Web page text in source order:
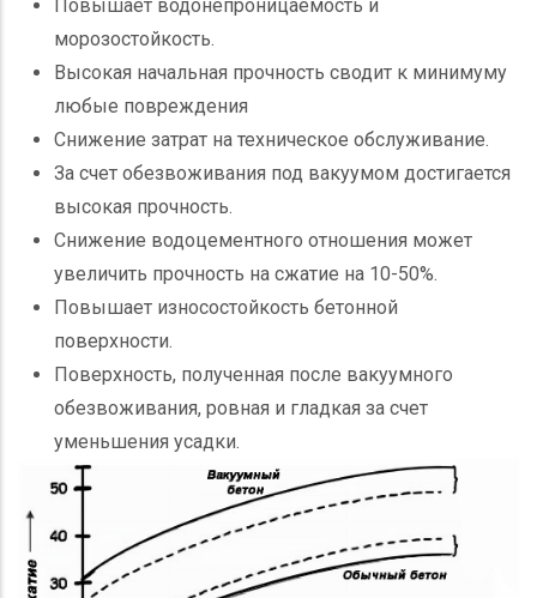
Повышает водонепроницаемость и
морозостойкость.
Высокая начальная прочность сводит к минимуму
любые повреждения
Снижение затрат на техническое обслуживание.
За счет обезвоживания под вакуумом достигается
высокая прочность.
Снижение водоцементного отношения может
увеличить прочность на сжатие на 10-50%.
Повышает износостойкость бетонной
поверхности.
Поверхность, полученная после вакуумного
обезвоживания, ровная и гладкая за счет
уменьшения усадки.